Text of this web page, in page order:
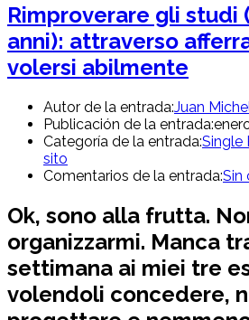
Rimproverare gli studi
anni): attraverso
volersi abilmente
Autor de la entrada:Juan
Publicación de la entrada:
Categoría de la entrada:Single
sito
Comentarios de la entrada:Sin
Ok, sono alla frutta.
organizzarmi. Manca
settimana ai miei tre
volendoli concedere,